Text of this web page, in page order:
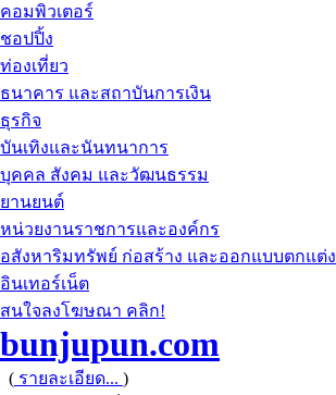
คอมพิวเตอร์
ชอปปิ้ง
ท่องเที่ยว
ธนาคาร และสถาบันการเงิน
ธุรกิจ
บันเทิงและนันทนาการ
บุคคล สังคม และวัฒนธรรม
ยานยนต์
หน่วยงานราชการและองค์กร
อสังหาริมทรัพย์ ก่อสร้าง และออกแบบตกแต่ง
อินเทอร์เน็ต
สนใจลงโฆษณา คลิก!
bunjupun.com
( รายละเอียด... )